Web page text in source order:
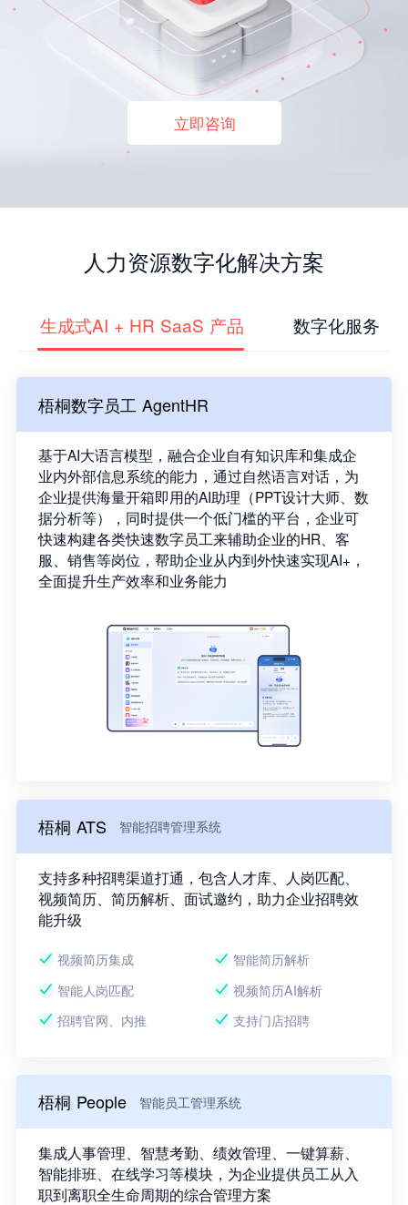
立即咨询
人力资源数字化解决方案
生成式AI + HR SaaS 产品 数字化服务
梧桐数字员工 AgentHR
基于AI大语言模型，融合企业自有知识库和集成企
业内外部信息系统的能力，通过自然语言对话，为
企业提供海量开箱即用的AI助理（PPT设计大师、数
据分析等），同时提供一个低门槛的平台，企业可
快速构建各类快速数字员工来辅助企业的HR、客
服、销售等岗位，帮助企业从内到外快速实现AI+，
全面提升生产效率和业务能力
梧桐 ATS 智能招聘管理系统
支持多种招聘渠道打通，包含人才库、人岗匹配、
视频简历、简历解析、面试邀约，助力企业招聘效
能升级
视频简历集成
智能简历解析
智能人岗匹配
视频简历AI解析
招聘官网、内推
支持门店招聘
梧桐 People 智能员工管理系统
集成人事管理、智慧考勤、绩效管理、一键算薪、
智能排班、在线学习等模块，为企业提供员工从入
职到离职全生命周期的综合管理方案